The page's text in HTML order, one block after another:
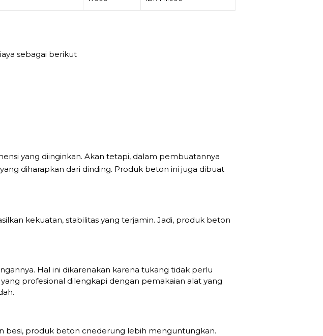
sebagai berikut
yang diinginkan. Akan tetapi, dalam pembuatannya
diharapkan dari dinding. Produk beton ini juga dibuat
kekuatan, stabilitas yang terjamin. Jadi, produk beton
Hal ini dikarenakan karena tukang tidak perlu
profesional dilengkapi dengan pemakaian alat yang
besi, produk beton cnederung lebih menguntungkan.